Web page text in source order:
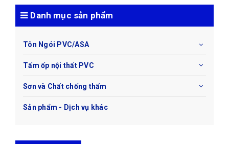
Danh mục sản phẩm
Tôn Ngói PVC/ASA
Tấm ốp nội thất PVC
Sơn và Chất chống thấm
Sản phẩm - Dịch vụ khác